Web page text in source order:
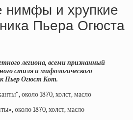
нимфы и хрупкие
Пьера Огюста
легиона, всеми признанный
стиля и мифологического
Пьер Огюст Кот.
около 1870, холст, масло